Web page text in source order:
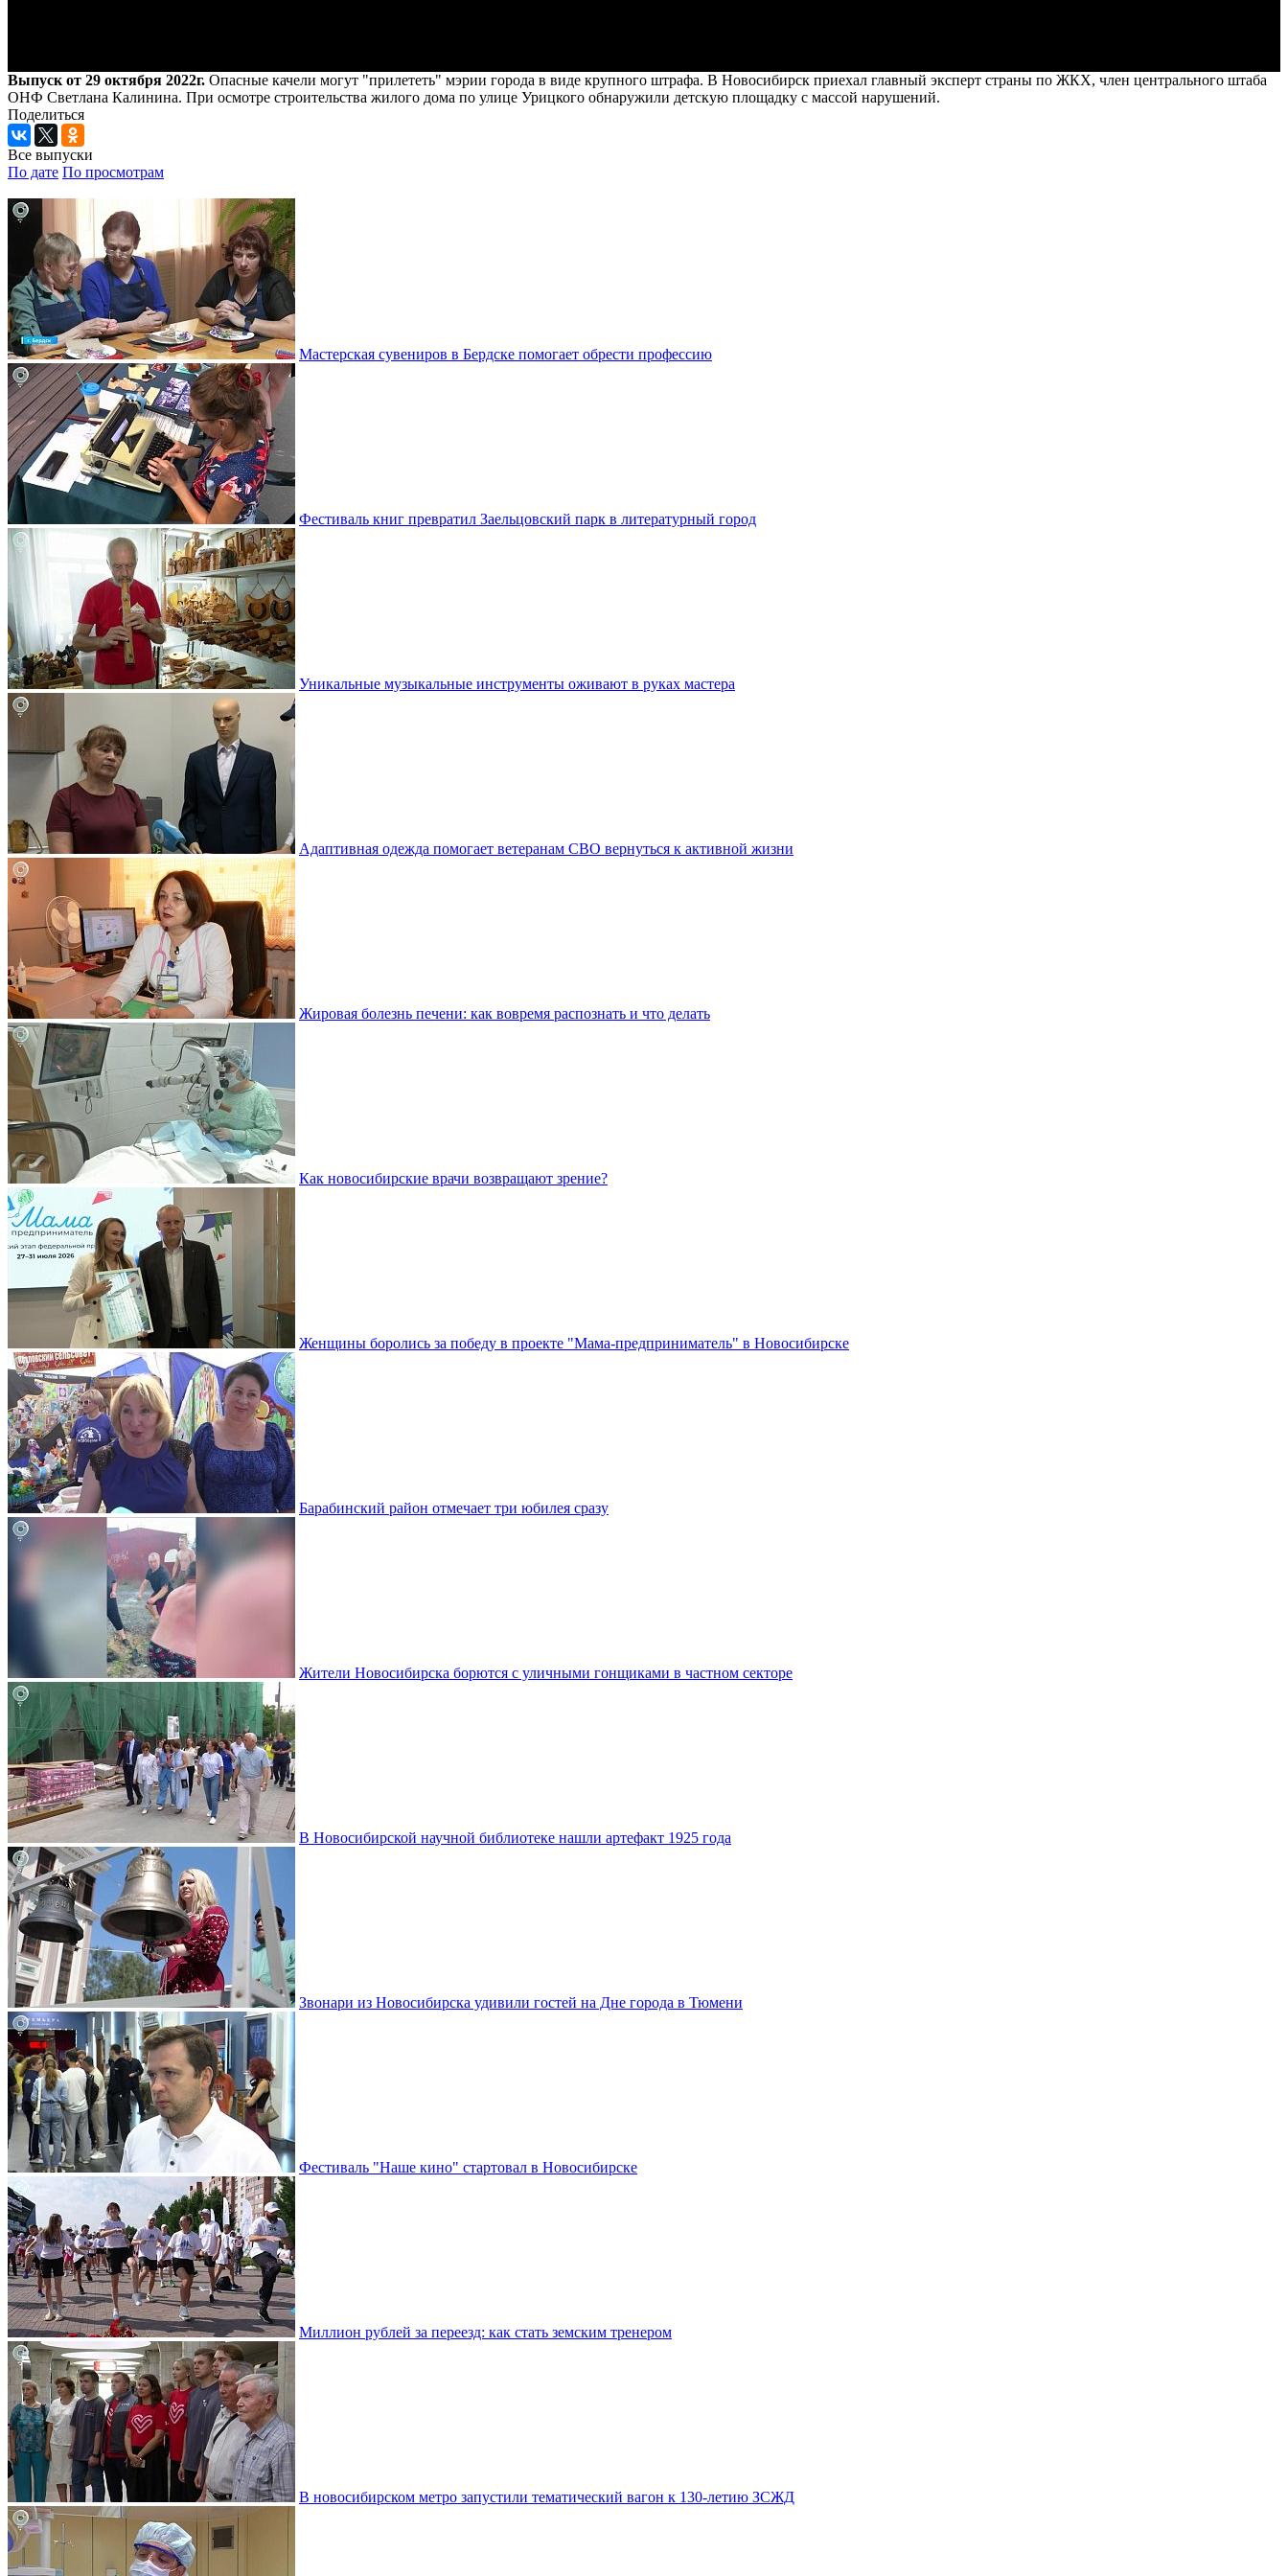
Выпуск от 29 октября 2022г. Опасные качели могут "прилететь" мэрии города в виде крупного штрафа. В Новосибирск приехал главный эксперт страны по ЖКХ, член центрального штаба
ОНФ Светлана Калинина. При осмотре строительства жилого дома по улице Урицкого обнаружили детскую площадку с массой нарушений.
Поделиться
Все выпуски
По дате По просмотрам
Мастерская сувениров в Бердске помогает обрести профессию
Фестиваль книг превратил Заельцовский парк в литературный город
Уникальные музыкальные инструменты оживают в руках мастера
Адаптивная одежда помогает ветеранам СВО вернуться к активной жизни
Жировая болезнь печени: как вовремя распознать и что делать
Как новосибирские врачи возвращают зрение?
Женщины боролись за победу в проекте "Мама-предприниматель" в Новосибирске
Барабинский район отмечает три юбилея сразу
Жители Новосибирска борются с уличными гонщиками в частном секторе
В Новосибирской научной библиотеке нашли артефакт 1925 года
Звонари из Новосибирска удивили гостей на Дне города в Тюмени
Фестиваль "Наше кино" стартовал в Новосибирске
Миллион рублей за переезд: как стать земским тренером
В новосибирском метро запустили тематический вагон к 130-летию ЗСЖД